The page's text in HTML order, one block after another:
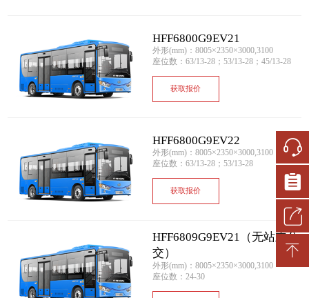
HFF6800G9EV21
外形(mm)：8005×2350×3000,3100
座位数：63/13-28；53/13-28；45/13-28
获取报价
HFF6800G9EV22
外形(mm)：8005×2350×3000,3100
座位数：63/13-28；53/13-28
获取报价
HFF6809G9EV21（无站立公
交）
外形(mm)：8005×2350×3000,3100
座位数：24-30